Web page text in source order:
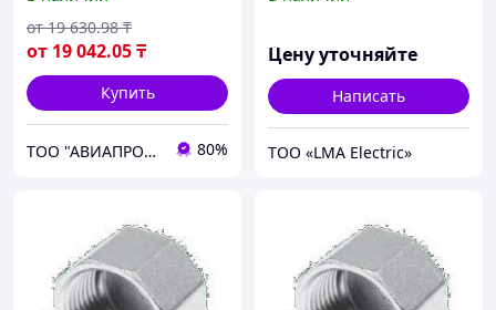
от 19 042.05₸
от 19 630.98 ₸
Купить
ТОО "АВИАПРОМСТАЛЬ" 80%
Цену уточняйте
Написать
ТОО «LMA Electric»